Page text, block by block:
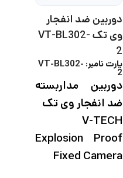
دوربین ضد انفجار
وی تک VT-BL302-
2
پارت نامبر: VT-BL302-
2
دوربین مداربسته
ضد انفجار وی تک
V-TECH
Explosion Proof
Fixed Camera